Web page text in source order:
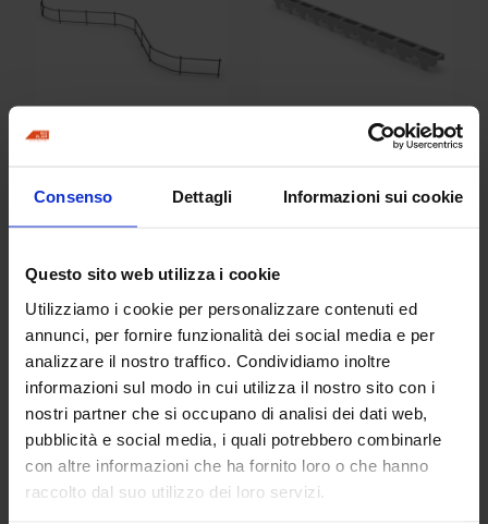
Consenso Dettagli Informazioni sui cookie
Questo sito web utilizza i cookie
Utilizziamo i cookie per personalizzare contenuti ed
annunci, per fornire funzionalità dei social media e per
analizzare il nostro traffico. Condividiamo inoltre
informazioni sul modo in cui utilizza il nostro sito con i
nostri partner che si occupano di analisi dei dati web,
pubblicità e social media, i quali potrebbero combinarle
con altre informazioni che ha fornito loro o che hanno
raccolto dal suo utilizzo dei loro servizi.
Distanziatore a “S” Distanziatori in PVC
Fascia perimetrale
adesiva comprimibile
Filtene